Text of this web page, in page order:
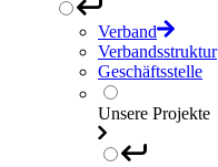
Verband
Verbandsstruktur
Geschäftsstelle
Unsere Projekte